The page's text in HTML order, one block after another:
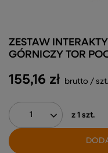
155,16 zł brutto / szt.
z 1 szt.
ZESTAW
GÓRNICZY TOR